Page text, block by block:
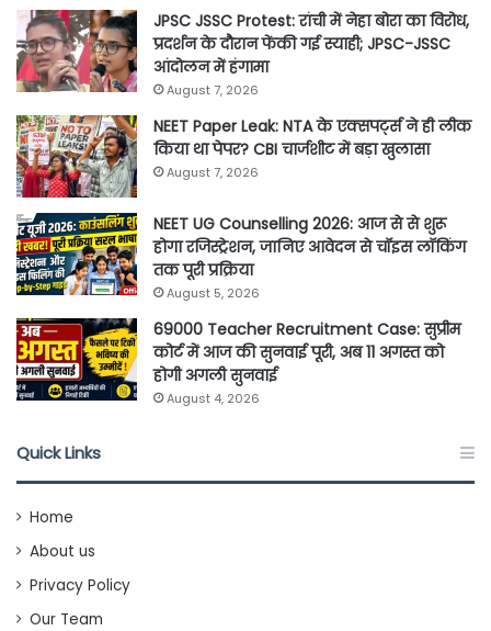
JPSC JSSC Protest: रांची में नेहा बोरा का विरोध,
प्रदर्शन के दौरान फेंकी गई स्याही; JPSC-JSSC
आंदोलन में हंगामा
August 7, 2026
NEET Paper Leak: NTA के एक्सपर्ट्स ने ही लीक
किया था पेपर? CBI चार्जशीट में बड़ा खुलासा
August 7, 2026
NEET UG Counselling 2026: आज से से शुरू
होगा रजिस्ट्रेशन, जानिए आवेदन से चॉइस लॉकिंग
तक पूरी प्रक्रिया
August 5, 2026
69000 Teacher Recruitment Case: सुप्रीम
कोर्ट में आज की सुनवाई पूरी, अब 11 अगस्त को
होगी अगली सुनवाई
August 4, 2026
Quick Links
Home
About us
Privacy Policy
Our Team